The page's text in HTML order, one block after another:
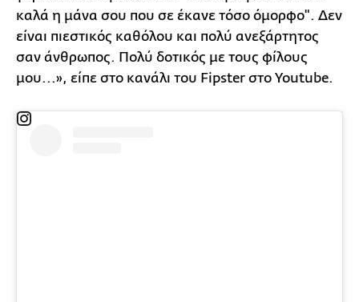
καλά η μάνα σου που σε έκανε τόσο όμορφο". Δεν
είναι πιεστικός καθόλου και πολύ ανεξάρτητος
σαν άνθρωπος. Πολύ δοτικός με τους φίλους
μου...», είπε στο κανάλι του Fipster στο Youtube.